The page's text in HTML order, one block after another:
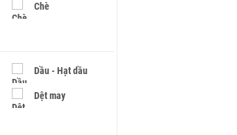
Chè
Dầu - Hạt dầu
Dệt may